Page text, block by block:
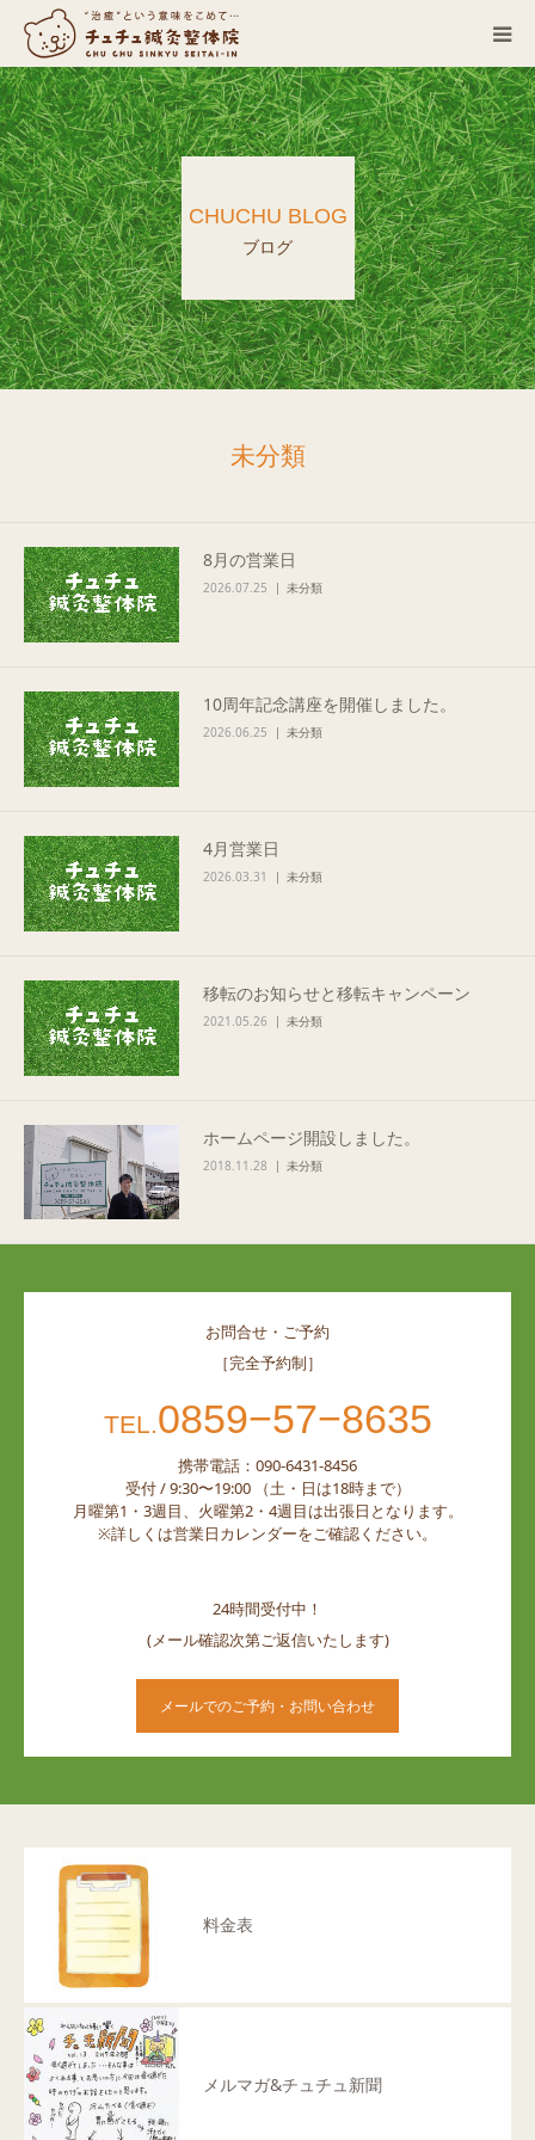
CHUCHU BLOG
ブログ
未分類
8月の営業日
2026.07.25 未分類
10周年記念講座を開催しました。
2026.06.25 未分類
4月営業日
2026.03.31 未分類
移転のお知らせと移転キャンペーン
2021.05.26 未分類
ホームページ開設しました。
2018.11.28 未分類
お問合せ・ご予約
［完全予約制］
TEL.0859−57−8635
携帯電話：090-6431-8456
受付 / 9:30〜19:00 （土・日は18時まで）
月曜第1・3週目、火曜第2・4週目は出張日となります。
※詳しくは営業日カレンダーをご確認ください。
24時間受付中！
(メール確認次第ご返信いたします)
メールでのご予約・お問い合わせ
料金表
メルマガ&チュチュ新聞
当院について
診療科目
営業カレンダー
お客さまの声
症例
Q&A
ご予約・お問合せ